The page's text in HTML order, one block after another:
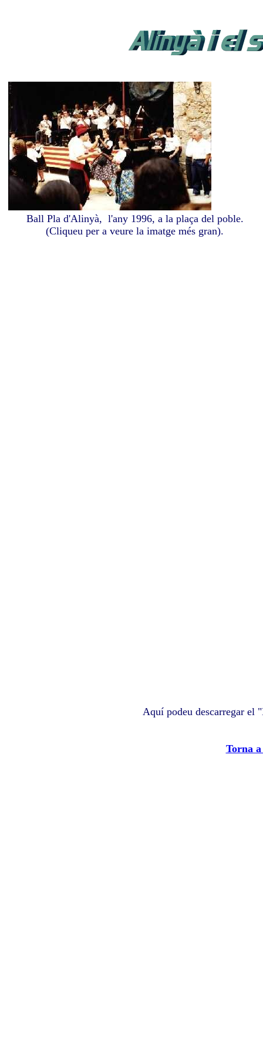
Ball Pla d'Alinyà, l'any 1996, a la plaça del poble.
(Cliqueu per a veure la imatge més gran).
Aquí podeu descarregar el
Torna